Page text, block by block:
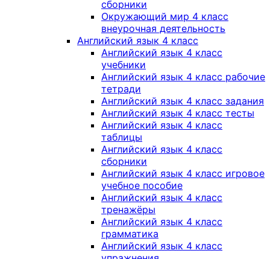
сборники
Окружающий мир 4 класс
внеурочная деятельность
Английский язык 4 класс
Английский язык 4 класс
учебники
Английский язык 4 класс рабочие
тетради
Английский язык 4 класс задания
Английский язык 4 класс тесты
Английский язык 4 класс
таблицы
Английский язык 4 класс
сборники
Английский язык 4 класс игровое
учебное пособие
Английский язык 4 класс
тренажёры
Английский язык 4 класс
грамматика
Английский язык 4 класс